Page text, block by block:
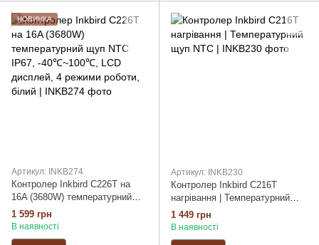
НОВИНКА
Артикул: INKB274
Контролер Inkbird C226T на
16A (3680W) температурний
щуп NTC IP67, -40℃~100℃,
LCD дисплей, 4 режими
1 599 грн
В наявності
Артикул: INKB230
Контролер Inkbird C216T
нагрівання | Температурний
щуп NTC
1 449 грн
В наявності